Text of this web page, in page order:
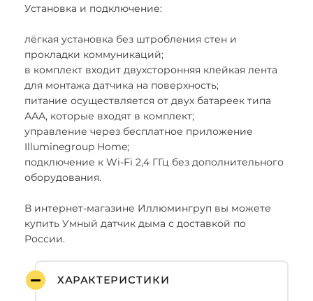
Установка и подключение:
лёгкая установка без штробления стен и
прокладки коммуникаций;
в комплект входит двухсторонняя клейкая лента
для монтажа датчика на поверхность;
питание осуществляется от двух батареек типа
ААА, которые входят в комплект;
управление через бесплатное приложение
Illuminegroup Home;
подключение к Wi-Fi 2,4 ГГц без дополнительного
оборудования.
В интернет-магазине Иллюмингруп вы можете
купить Умный датчик дыма с доставкой по
России.
ХАРАКТЕРИСТИКИ